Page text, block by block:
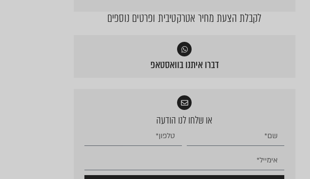
לקבלת הצעת מחיר אטרקטיבית ופרטים נוספים
דברו איתנו בוואסטאפ
או שלחו לנו הודעה